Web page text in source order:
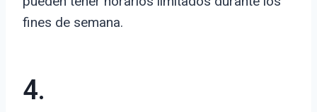
fines de semana.
4.